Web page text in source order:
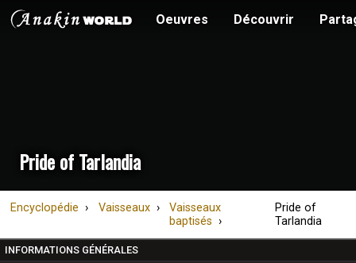
Oeuvres Découvrir
Pride of Tarlandia
Encyclopédie Vaisseaux
Vaisseaux
baptisés
Pride of
Tarlandia
INFORMATIONS GÉNÉRALES